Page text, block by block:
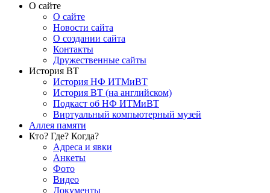
О сайте
О сайте
Новости сайта
О создании сайта
Контакты
Дружественные сайты
История ВТ
История НФ ИТМиВТ
История ВТ (на английском)
Подкаст об НФ ИТМиВТ
Виртуальный компьютерный музей
Аллея памяти
Кто? Где? Когда?
Адреса и явки
Анкеты
Фото
Видео
Документы